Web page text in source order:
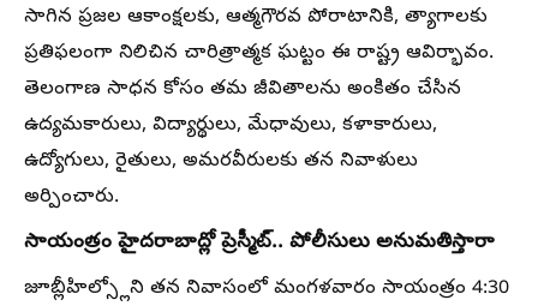
సాగిన ప్రజల ఆకాంక్షలకు, ఆత్మగౌరవ పోరాటానికి, త్యాగాలకు
ప్రతిఫలంగా నిలిచిన చారిత్రాత్మక ఘట్టం ఈ రాష్ట్ర ఆవిర్భావం.
తెలంగాణ సాధన కోసం తమ జీవితాలను అంకితం చేసిన
ఉద్యమకారులు, విద్యార్థులు, మేధావులు, కళాకారులు,
ఉద్యోగులు, రైతులు, అమరవీరులకు తన నివాళులు
అర్పించారు.
సాయంత్రం హైదరాబాద్లో ప్రెస్మీట్.. పోలీసులు అనుమతిస్తారా
జూబ్లీహిల్స్లోని తన నివాసంలో మంగళవారం సాయంత్రం 4:30